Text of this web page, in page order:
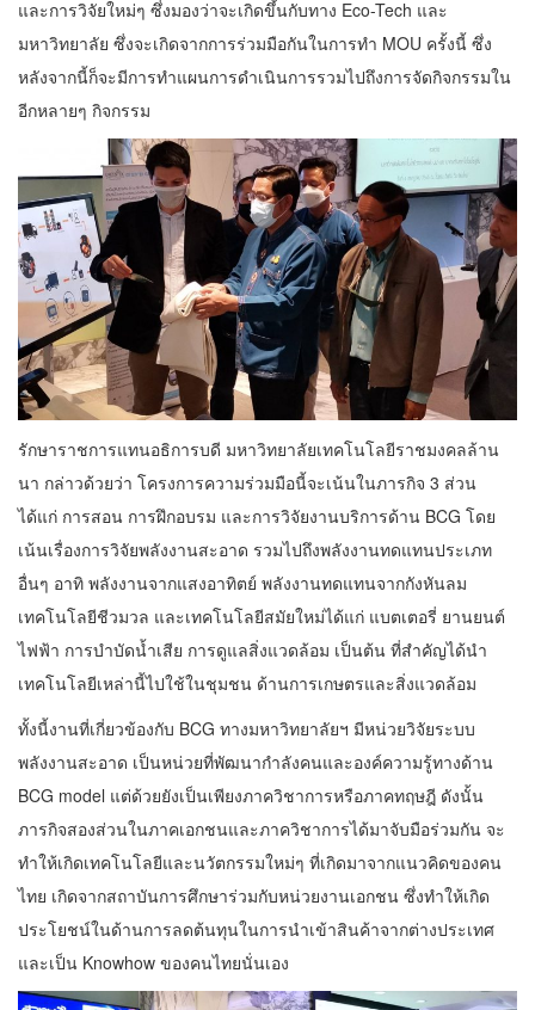
และการวิจัยใหม่ๆ ซึ่งมองว่าจะเกิดขึ้นกับทาง Eco-Tech และ
มหาวิทยาลัย ซึ่งจะเกิดจากการร่วมมือกันในการทำ MOU ครั้งนี้ ซึ่ง
หลังจากนี้ก็จะมีการทำแผนการดำเนินการรวมไปถึงการจัดกิจกรรมใน
อีกหลายๆ กิจกรรม
รักษาราชการแทนอธิการบดี มหาวิทยาลัยเทคโนโลยีราชมงคลล้าน
นา กล่าวด้วยว่า โครงการความร่วมมือนี้จะเน้นในภารกิจ 3 ส่วน
ได้แก่ การสอน การฝึกอบรม และการวิจัยงานบริการด้าน BCG โดย
เน้นเรื่องการวิจัยพลังงานสะอาด รวมไปถึงพลังงานทดแทนประเภท
อื่นๆ อาทิ พลังงานจากแสงอาทิตย์ พลังงานทดแทนจากกังหันลม
เทคโนโลยีชีวมวล และเทคโนโลยีสมัยใหม่ได้แก่ แบตเตอรี่ ยานยนต์
ไฟฟ้า การบำบัดน้ำเสีย การดูแลสิ่งแวดล้อม เป็นต้น ที่สำคัญได้นำ
เทคโนโลยีเหล่านี้ไปใช้ในชุมชน ด้านการเกษตรและสิ่งแวดล้อม
ทั้งนี้งานที่เกี่ยวข้องกับ BCG ทางมหาวิทยาลัยฯ มีหน่วยวิจัยระบบ
พลังงานสะอาด เป็นหน่วยที่พัฒนากำลังคนและองค์ความรู้ทางด้าน
BCG model แต่ด้วยยังเป็นเพียงภาควิชาการหรือภาคทฤษฎี ดังนั้น
ภารกิจสองส่วนในภาคเอกชนและภาควิชาการได้มาจับมือร่วมกัน จะ
ทำให้เกิดเทคโนโลยีและนวัตกรรมใหม่ๆ ที่เกิดมาจากแนวคิดของคน
ไทย เกิดจากสถาบันการศึกษาร่วมกับหน่วยงานเอกชน ซึ่งทำให้เกิด
ประโยชน์ในด้านการลดต้นทุนในการนำเข้าสินค้าจากต่างประเทศ
และเป็น Knowhow ของคนไทยนั่นเอง